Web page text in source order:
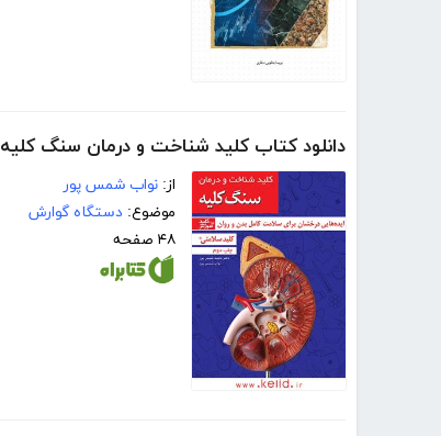
دانلود کتاب کلید شناخت و درمان سنگ کلیه
از: نواب شمس پور
موضوع: دستگاه گوارش
۴۸ صفحه